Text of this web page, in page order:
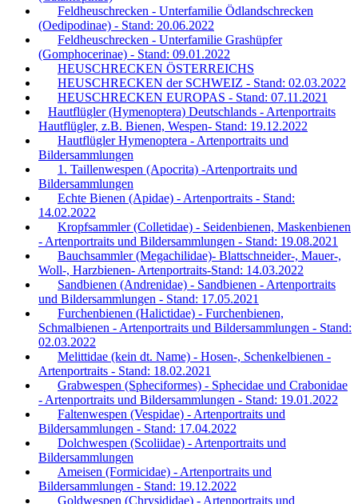
Feldheuschrecken - Unterfamilie Ödlandschrecken
(Oedipodinae) - Stand: 20.06.2022
Feldheuschrecken - Unterfamilie Grashüpfer
(Gomphocerinae) - Stand: 09.01.2022
HEUSCHRECKEN ÖSTERREICHS
HEUSCHRECKEN der SCHWEIZ - Stand: 02.03.2022
HEUSCHRECKEN EUROPAS - Stand: 07.11.2021
Hautflügler (Hymenoptera) Deutschlands - Artenportraits
Hautflügler, z.B. Bienen, Wespen- Stand: 19.12.2022
Hautflügler Hymenoptera - Artenportraits und
Bildersammlungen
1. Taillenwespen (Apocrita) -Artenportraits und
Bildersammlungen
Echte Bienen (Apidae) - Artenportraits - Stand:
14.02.2022
Kropfsammler (Colletidae) - Seidenbienen, Maskenbienen
- Artenportraits und Bildersammlungen - Stand: 19.08.2021
Bauchsammler (Megachilidae)- Blattschneider-, Mauer-,
Woll-, Harzbienen- Artenportraits-Stand: 14.03.2022
Sandbienen (Andrenidae) - Sandbienen - Artenportraits
und Bildersammlungen - Stand: 17.05.2021
Furchenbienen (Halictidae) - Furchenbienen,
Schmalbienen - Artenportraits und Bildersammlungen - Stand:
02.03.2022
Melittidae (kein dt. Name) - Hosen-, Schenkelbienen -
Artenportraits - Stand: 18.02.2021
Grabwespen (Spheciformes) - Sphecidae und Crabonidae
- Artenportraits und Bildersammlungen - Stand: 19.01.2022
Faltenwespen (Vespidae) - Artenportraits und
Bildersammlungen - Stand: 17.04.2022
Dolchwespen (Scoliidae) - Artenportraits und
Bildersammlungen
Ameisen (Formicidae) - Artenportraits und
Bildersammlungen - Stand: 19.12.2022
Goldwespen (Chrysididae) - Artenportraits und